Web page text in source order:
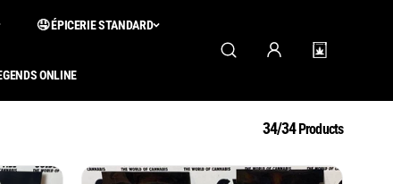
🤤 ÉPICERIE STANDARD
ONLINE
34/34Products